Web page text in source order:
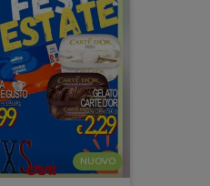
NUOVO